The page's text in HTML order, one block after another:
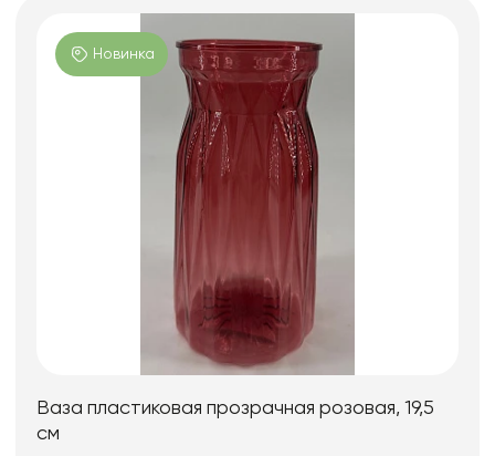
Новинка
Ваза пластиковая прозрачная розовая, 19,5
см